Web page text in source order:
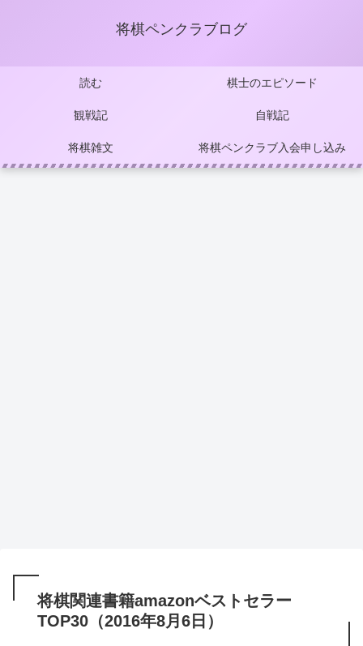
将棋ペンクラブログ
読む 棋士のエピソード
観戦記 自戦記
将棋雑文 将棋ペンクラブ入会申し込み
将棋関連書籍amazonベストセラー
TOP30（2016年8月6日）